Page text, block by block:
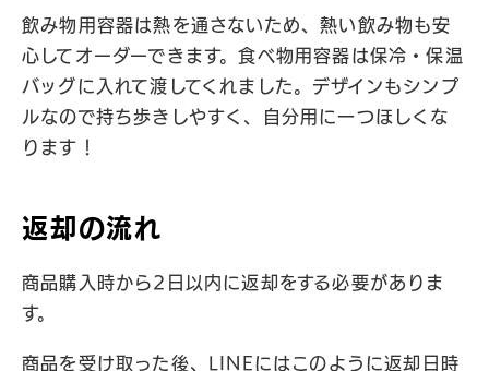
飲み物用容器は熱を通さないため、熱い飲み物も安
心してオーダーできます。食べ物用容器は保冷・保温
バッグに入れて渡してくれました。デザインもシンプ
ルなので持ち歩きしやすく、自分用に一つほしくな
ります！
返却の流れ
商品購入時から2日以内に返却をする必要がありま
す。
商品を受け取った後、LINEにはこのように返却日時